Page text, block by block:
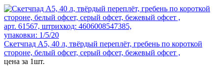
арт. 61567, штрихкод: 4606008547385,
упаковки: 1/5/20
Скетчпад А5, 40 л, твёрдый переплёт, гребень по короткой
стороне, белый офсет, серый офсет, бежевый офсет ,
цена за 1шт.